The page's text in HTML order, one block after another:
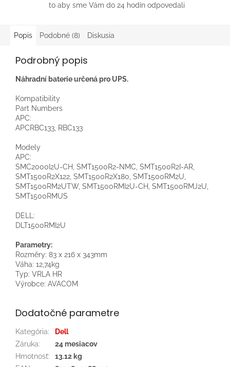
to aby sme Vám do 24 hodín odpovedali
Popis Podobné (8) Diskusia
Podrobný popis
Náhradní baterie určená pro UPS.
Kompatibility
Part Numbers
APC:
APCRBC133, RBC133
Modely
APC:
SMC2000I2U-CH, SMT1500R2-NMC, SMT1500R2I-AR,
SMT1500R2X122, SMT1500R2X180, SMT1500RM2U,
SMT1500RM2UTW, SMT1500RMI2U-CH, SMT1500RMJ2U,
SMT1500RMUS
DELL:
DLT1500RMI2U
Parametry:
Rozměry: 83 x 216 x 343mm
Váha: 12,74kg
Typ: VRLA HR
Výrobce: AVACOM
Dodatočné parametre
Kategória:
Dell
Záruka:
24 mesiacov
Hmotnosť:
13.12 kg